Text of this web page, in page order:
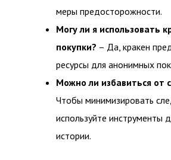
меры предосторожности.
Могу ли я использовать
покупки? – Да, кракен
ресурсы для анонимных
Можно ли избавиться от
Чтобы минимизировать
используйте инструменты
истории.